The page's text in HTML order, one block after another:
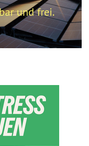
und frei.